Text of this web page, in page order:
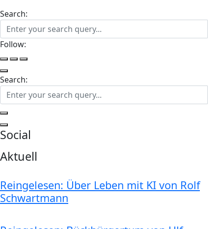
Search:
Follow:
Search:
Social
Aktuell
Reingelesen: Über Leben mit KI von Rolf
Schwartmann